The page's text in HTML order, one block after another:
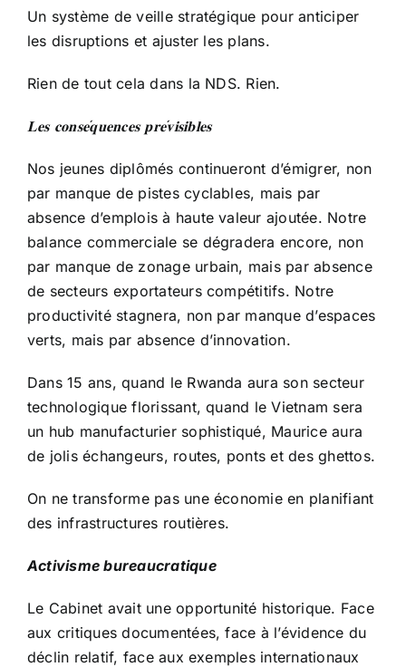
Un système de veille stratégique pour anticiper
les disruptions et ajuster les plans.
Rien de tout cela dans la NDS. Rien.
𝐋𝐞𝐬 𝐜𝐨𝐧𝐬𝐞𝐪𝐮𝐞𝐧𝐜𝐞𝐬 𝐩𝐫𝐞𝐯𝐢𝐬𝐢𝐛𝐥𝐞𝐬
Nos jeunes diplômés continueront d’émigrer, non
par manque de pistes cyclables, mais par
absence d’emplois à haute valeur ajoutée. Notre
balance commerciale se dégradera encore, non
par manque de zonage urbain, mais par absence
de secteurs exportateurs compétitifs. Notre
productivité stagnera, non par manque d’espaces
verts, mais par absence d’innovation.
Dans 15 ans, quand le Rwanda aura son secteur
technologique florissant, quand le Vietnam sera
un hub manufacturier sophistiqué, Maurice aura
de jolis échangeurs, routes, ponts et des ghettos.
On ne transforme pas une économie en planifiant
des infrastructures routières.
Activisme bureaucratique
Le Cabinet avait une opportunité historique. Face
aux critiques documentées, face à l’évidence du
déclin relatif, face aux exemples internationaux